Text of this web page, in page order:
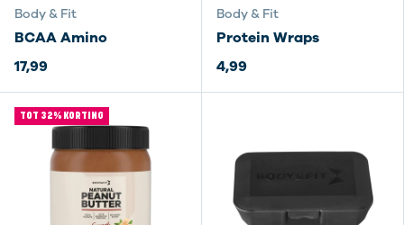
Body & Fit
BCAA Amino
17,99
Body & Fit
Protein Wraps
4,99
TOT 32% KORTING